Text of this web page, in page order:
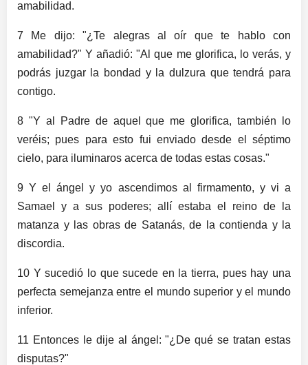
amabilidad.
7 Me dijo: "¿Te alegras al oír que te hablo con
amabilidad?" Y añadió: "Al que me glorifica, lo verás, y
podrás juzgar la bondad y la dulzura que tendrá para
contigo.
8 "Y al Padre de aquel que me glorifica, también lo
veréis; pues para esto fui enviado desde el séptimo
cielo, para iluminaros acerca de todas estas cosas."
9 Y el ángel y yo ascendimos al firmamento, y vi a
Samael y a sus poderes; allí estaba el reino de la
matanza y las obras de Satanás, de la contienda y la
discordia.
10 Y sucedió lo que sucede en la tierra, pues hay una
perfecta semejanza entre el mundo superior y el mundo
inferior.
11 Entonces le dije al ángel: "¿De qué se tratan estas
disputas?"